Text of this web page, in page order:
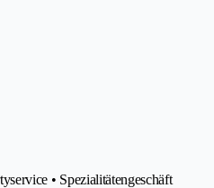
• Spezialitätengeschäft